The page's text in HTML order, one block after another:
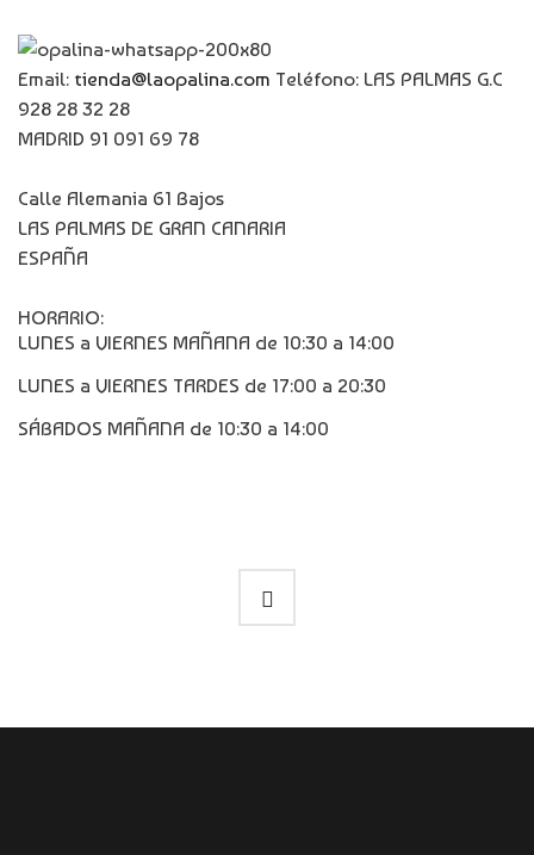
Email: tienda@laopalina.com Teléfono: LAS PALMAS G.C
928 28 32 28
MADRID 91 091 69 78
Calle Alemania 61 Bajos
LAS PALMAS DE GRAN CANARIA
ESPAÑA
HORARIO:
LUNES a VIERNES MAÑANA de 10:30 a 14:00
LUNES a VIERNES TARDES de 17:00 a 20:30
SÁBADOS MAÑANA de 10:30 a 14:00